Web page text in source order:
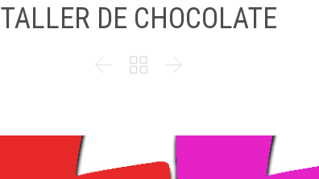
TALLER DE CHOCOLATE
  